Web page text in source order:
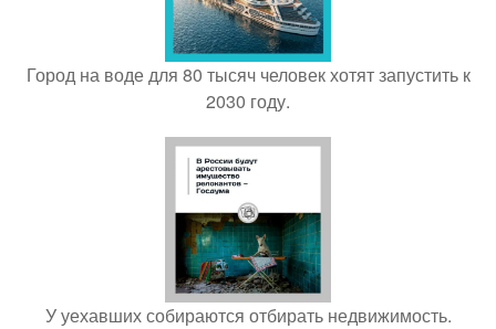
Город на воде для 80 тысяч человек хотят запустить к
2030 году.
У уехавших собираются отбирать недвижимость.